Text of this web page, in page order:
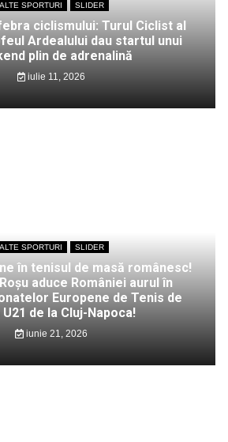
ALTE SPORTURI SLIDER
ciclismului: Turul Ciclist al
Ardealului dau startul unui
plin de adrenalină
iulie 11, 2026
ALTE SPORTURI SLIDER
în tenisul de masă românesc!
aduce României aurul în
Europene de Tenis de
U21 de la Cluj-Napoca!
iunie 21, 2026